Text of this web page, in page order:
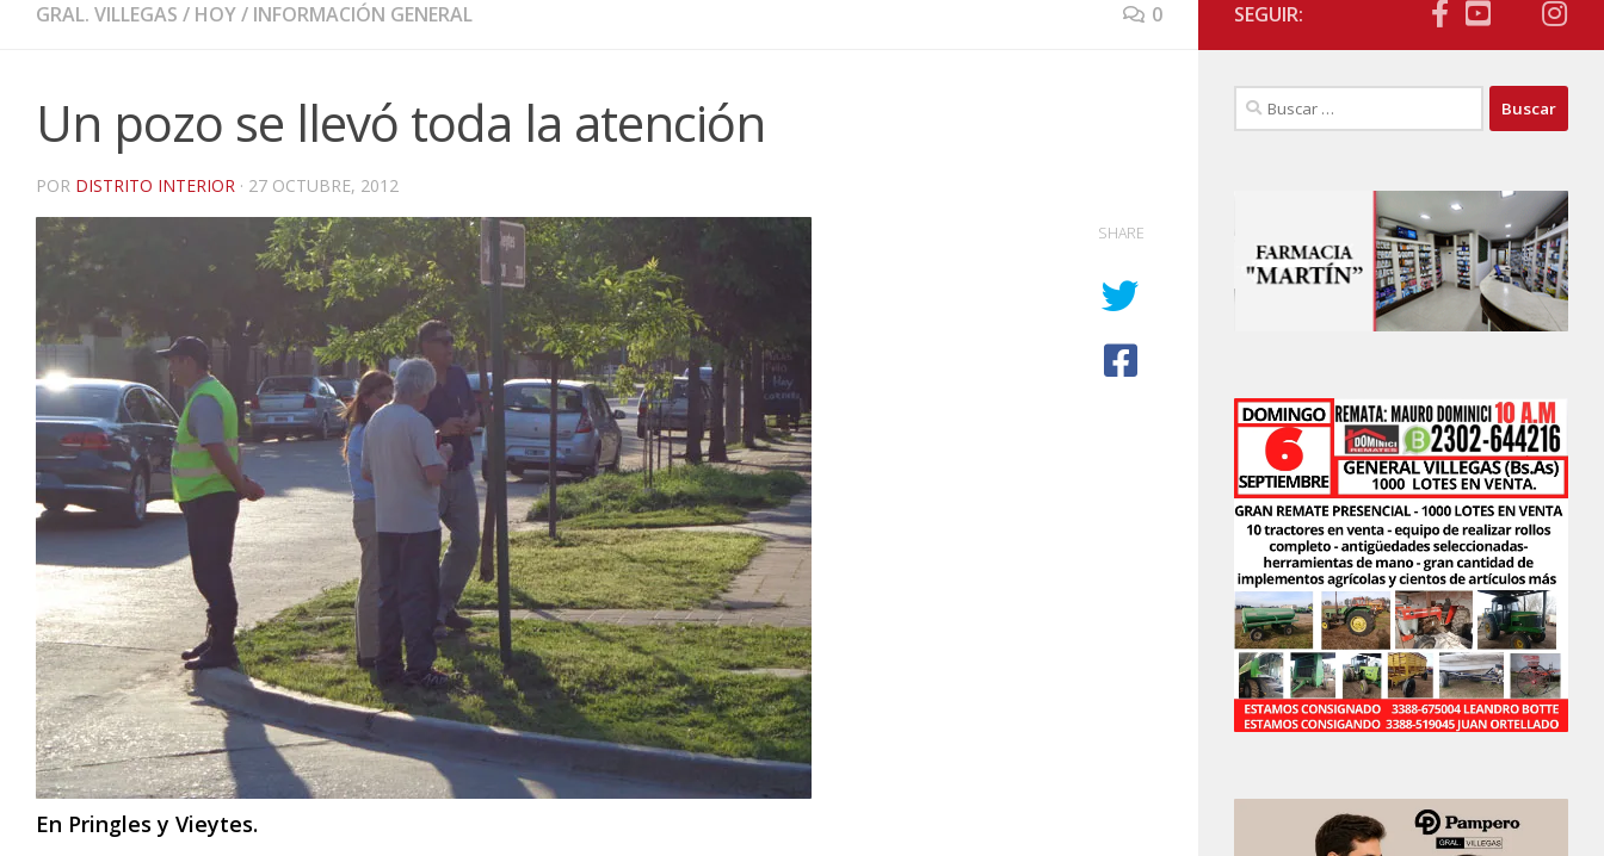
GRAL. VILLEGAS / HOY/ INFORMACIÓN GENERAL 0
Un pozo se llevó toda la atención
POR DISTRITO INTERIOR · 27 OCTUBRE, 2012
En Pringles y Vieytes.
SHARE
SEGUIR:
Buscar: